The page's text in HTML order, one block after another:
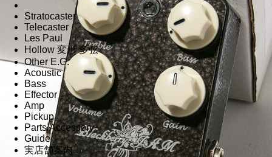
Stratocaster
Telecaster
Les Paul
Hollow 変形 多弦
Other E.G.
Acoustic
Bass
Effector
Amp
Pickup
Parts/Accessory
Guide
実店舗案内